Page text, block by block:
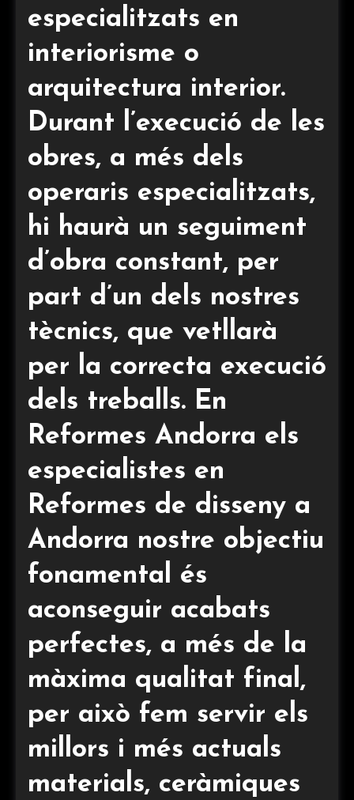
especialitzats en
interiorisme o
arquitectura interior.
Durant l’execució de les
obres, a més dels
operaris especialitzats,
hi haurà un seguiment
d’obra constant, per
part d’un dels nostres
tècnics, que vetllarà
per la correcta execució
dels treballs. En
Reformes Andorra els
especialistes en
Reformes de disseny a
Andorra nostre objectiu
fonamental és
aconseguir acabats
perfectes, a més de la
màxima qualitat final,
per això fem servir els
millors i més actuals
materials, ceràmiques